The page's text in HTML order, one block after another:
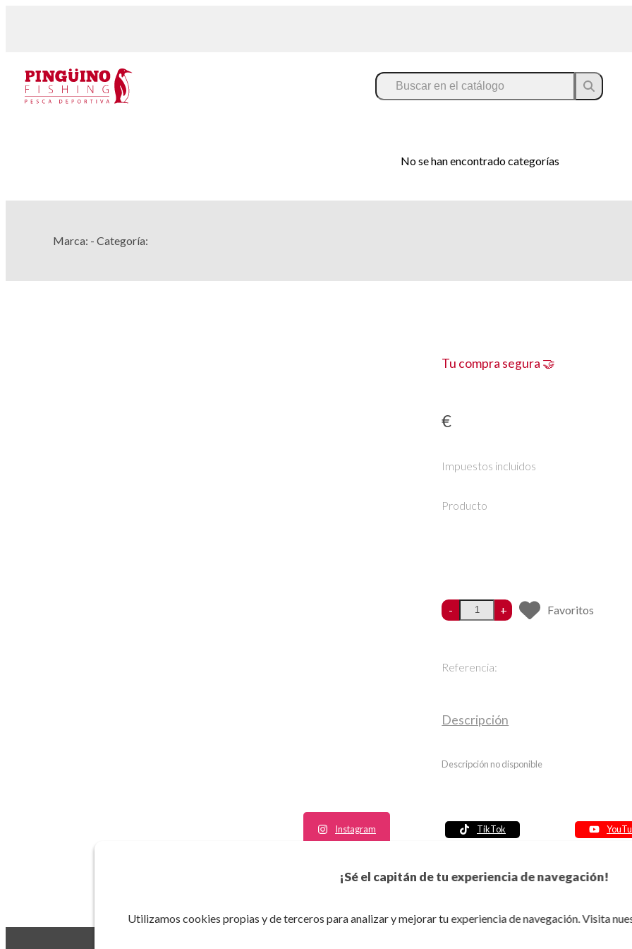
¡Sé el capitán de tu experiencia de navegación!
Utilizamos cookies propias y de terceros para analizar y mejorar tu experiencia de navegación. Visita
No se han encontrado categorías
Marca: - Categoría:
Tu compra segura 🤝
€
Impuestos incluidos
Producto
- + Favoritos
Referencia:
Descripción
Descripción no disponible
Instagram TikTok
Política de seguridad